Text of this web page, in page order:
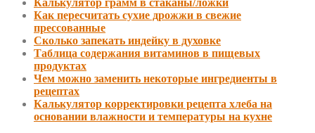
Как пересчитать сухие дрожжи в свежие
прессованные
Сколько запекать индейку в духовке
Таблица содержания витаминов в пищевых
продуктах
Чем можно заменить некоторые ингредиенты в
рецептах
Калькулятор корректировки рецепта хлеба на
основании влажности и температуры на кухне